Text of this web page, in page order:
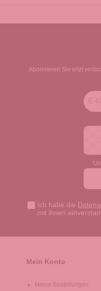
Abonnieren Sie jetzt
Ich habe die
mit ihnen
Mein Konto
Meine Bestellungen